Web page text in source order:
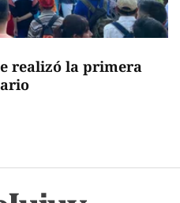
realizó la primera